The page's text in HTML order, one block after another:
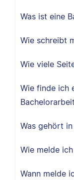
Was ist eine
Wie schreibt
Wie viele
Wie finde ich
Was gehört
Wie melde
Wann melde